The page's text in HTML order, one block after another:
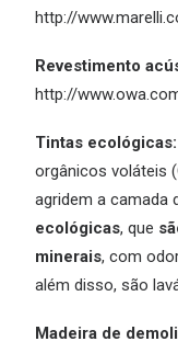
http://
Revestimento
http://
Tintas ecológicas:
orgânicos voláteis
agridem a camada
ecológicas, que
minerais, com
além disso, são
Madeira de